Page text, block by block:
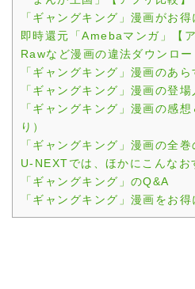
「ギャングキング」漫画がお
即時還元「Amebaマンガ」【ア
Rawなど漫画の違法ダウンロー
「ギャングキング」漫画のあら
「ギャングキング」漫画の登場
「ギャングキング」漫画の感
り）
「ギャングキング」漫画の全巻
U-NEXTでは、ほかにこんなお
「ギャングキング」のQ&A
「ギャングキング」漫画をお